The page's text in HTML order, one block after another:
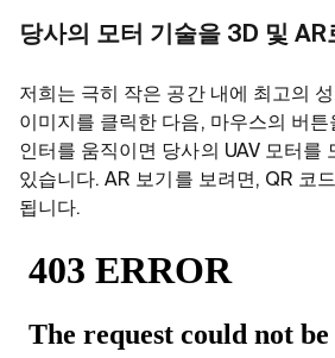
당사의 모터 기술을 3D 및 AR
저희는 극히 작은 공간 내에 최고의
이미지를 클릭한 다음, 마우스의 버튼
인터를 움직이면 당사의 UAV 모터를
있습니다. AR 보기를 보려면, QR 코
됩니다.